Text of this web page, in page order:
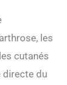
les
cutanés
directe du